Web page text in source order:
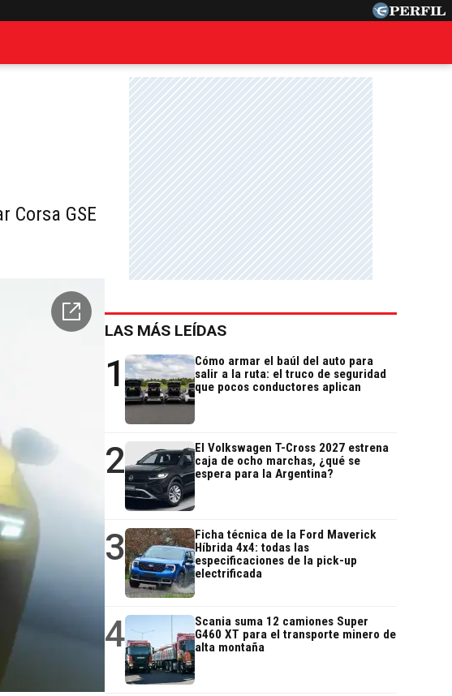
Corsa GSE
LAS MÁS LEÍDAS
1
Cómo armar el baúl del auto para
salir a la ruta: el truco de seguridad
que pocos conductores aplican
2
El Volkswagen T-Cross 2027 estrena
caja de ocho marchas, ¿qué se
espera para la Argentina?
3
Ficha técnica de la Ford Maverick
Híbrida 4x4: todas las
especificaciones de la pick-up
electrificada
4
Scania suma 12 camiones Super
G460 XT para el transporte minero de
alta montaña